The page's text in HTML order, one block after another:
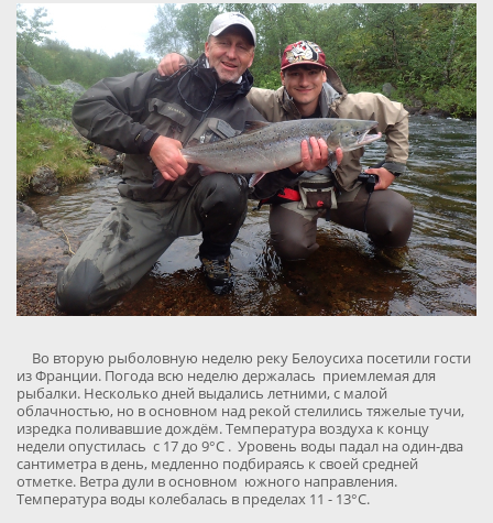
Во вторую рыболовную неделю реку Белоусиха посетили гости
из Франции. Погода всю неделю держалась приемлемая для
рыбалки. Несколько дней выдались летними, с малой
облачностью, но в основном над рекой стелились тяжелые тучи,
изредка поливавшие дождём. Температура воздуха к концу
недели опустилась с 17 до 9°С . Уровень воды падал на один-два
сантиметра в день, медленно подбираясь к своей средней
отметке. Ветра дули в основном южного направления.
Температура воды колебалась в пределах 11 - 13°С.